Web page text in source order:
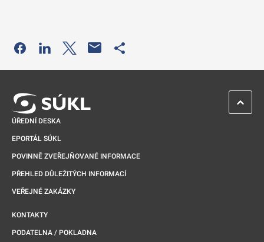
Odkaz se otevře na nové kartě
Odkaz se otevře na nové kartě
Odkaz se otevře na nové kartě
ÚŘEDNÍ DESKA
EPORTÁL SÚKL
POVINNĚ ZVEŘEJŇOVANÉ INFORMACE
PŘEHLED DŮLEŽITÝCH INFORMACÍ
VEŘEJNÉ ZAKÁZKY
KONTAKTY
PODATELNA / POKLADNA
ZPĚT